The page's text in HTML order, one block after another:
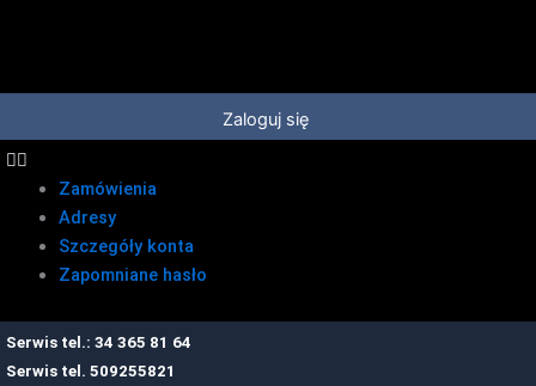
Zaloguj się
Zamówienia
Adresy
Szczegóły konta
Zapomniane hasło
Serwis tel.: 34 365 81 64
Serwis tel. 509255821